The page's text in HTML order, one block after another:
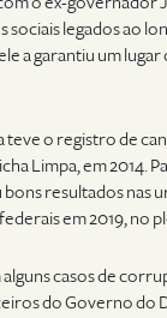
sociais legados ao
a garantiu um
teve o registro de
Limpa, em
resultados nas
em 2019, no
casos de
do Governo do